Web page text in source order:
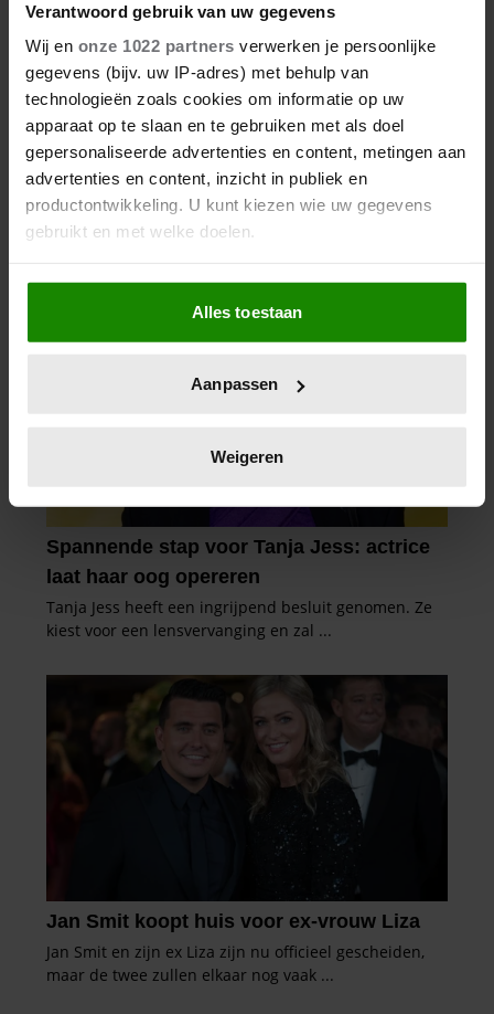
Verantwoord gebruik van uw gegevens
Wij en onze 1022 partners verwerken je persoonlijke
gegevens (bijv. uw IP-adres) met behulp van
technologieën zoals cookies om informatie op uw
apparaat op te slaan en te gebruiken met als doel
gepersonaliseerde advertenties en content, metingen aan
advertenties en content, inzicht in publiek en
productontwikkeling. U kunt kiezen wie uw gegevens
gebruikt en met welke doelen.
Als u het toestaat, willen we ook graag:
Informatie verzamelen over uw geografische
locatie, die tot een paar meter nauwkeurig kan zijn
scannen op specifieke eigenschappen (fingerprinting)
verwerkt en stel uw voorkeuren in het
intrekken in de Cookieverklaring.
We gebruiken cookies om content en advertenties te
personaliseren, om functies voor social media te bieden
en om ons websiteverkeer te analyseren. Ook delen we
informatie over uw gebruik van onze site met onze
partners kunnen deze gegevens combineren met andere
informatie die u aan ze heeft verstrekt of die ze hebben
verzameld op basis van uw gebruik van hun services. U
gaat akkoord met onze cookies als u onze website blijft
Alles toestaan
Aanpassen
Weigeren